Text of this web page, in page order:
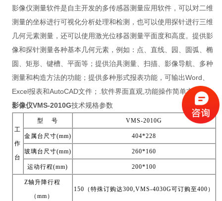
影像仪测量软件是自主开发的多传感器测量应用软件，可以对二维
测量的坐标进行可视化分析处理和检测，也可以使用探针进行三维
几何元素测量，还可以使用激光位移器测量平面度和高度。提供影
像和探针测量各种基本几何元素，例如：点、直线、园、圆弧、椭
圆、矩形、键槽、平面等；提供治具测量、扫描、影像导航、多种
测量和构造方法的功能；提供多种形式报表功能，可输出Word、
Excel报表和AutoCAD文件；.软件界面直观,功能操作简单方便。
影像仪VMS-2010G技术规格参数
工
作
台
型 号 VMS-2010G
金属台尺寸(mm) 404*228
玻璃台尺寸(mm) 260*160
运动行程(mm) 200*100
Z轴升降行程
（mm ）
150 （特殊订购达300,VMS-4030G可订购至400 ）